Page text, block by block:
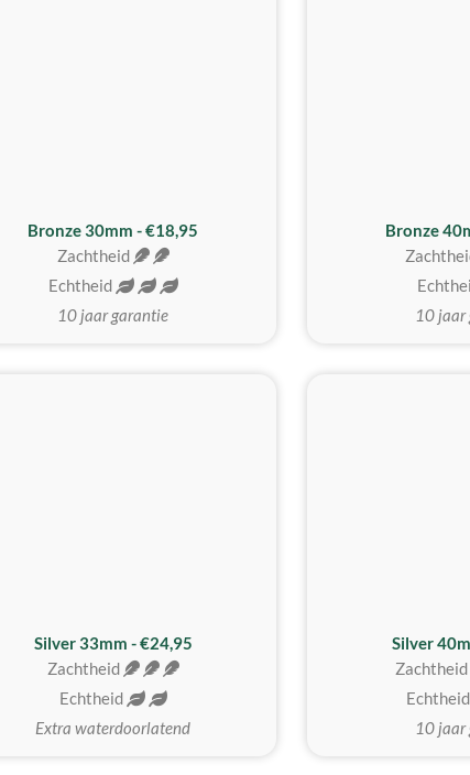
Bronze 30mm - €18,95
Zachtheid
Echtheid
10 jaar garantie
Bronze
10 jaar
Silver 33mm - €24,95
Zachtheid
Echtheid
Extra waterdoorlatend
Silver
Zachtheid
Echtheid
10 jaar